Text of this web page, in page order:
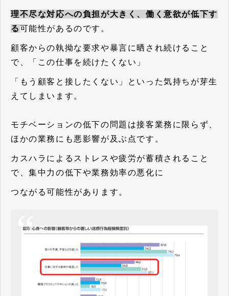
理不尽な対応への負担が大きく、働く意欲が低下す
る可能性があるのです。
顧客からの執拗な要求や暴言に晒され続けること
で、「この仕事を続けたくない」
「もう顧客と接したくない」といった気持ちが芽生
えてしまいます。
モチベーションの低下の問題は接客業務に限らず、
ほかの業務にも悪影響が及ぶ点です。
カスハラによるストレスや疲労が蓄積されること
で、集中力の低下や業務効率の悪化に
つながる可能性があります。